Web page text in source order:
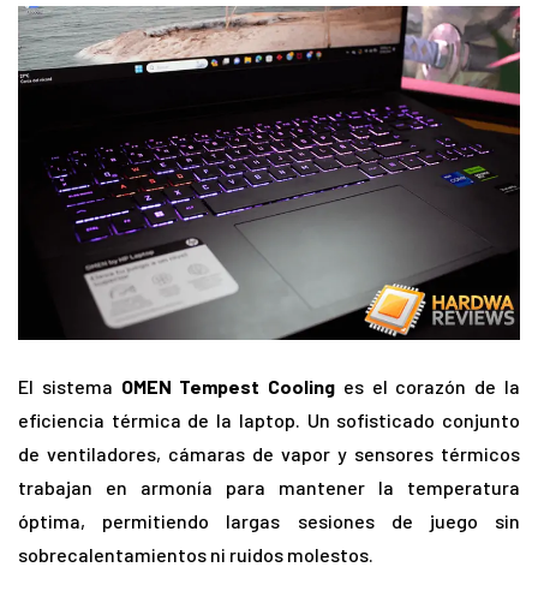
El sistema OMEN Tempest Cooling es el corazón de la
eficiencia térmica de la laptop. Un sofisticado conjunto
de ventiladores, cámaras de vapor y sensores térmicos
trabajan en armonía para mantener la temperatura
óptima, permitiendo largas sesiones de juego sin
sobrecalentamientos ni ruidos molestos.